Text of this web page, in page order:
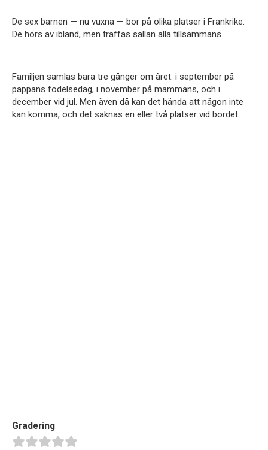
De sex barnen — nu vuxna — bor på olika platser i Frankrike.
De hörs av ibland, men träffas sällan alla tillsammans.
Familjen samlas bara tre gånger om året: i september på
pappans födelsedag, i november på mammans, och i
december vid jul. Men även då kan det hända att någon inte
kan komma, och det saknas en eller två platser vid bordet.
Gradering